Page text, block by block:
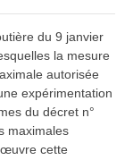
du 9 janvier
la mesure
autorisée
expérimentation
du décret n°
maximales
cette